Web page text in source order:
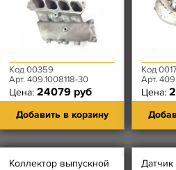
Код 00359
Арт. 409.1008118-30
Цена: 24079 руб
Добавить в корзину
Код
Арт.
Цена:
Коллектор выпускной
Датчик